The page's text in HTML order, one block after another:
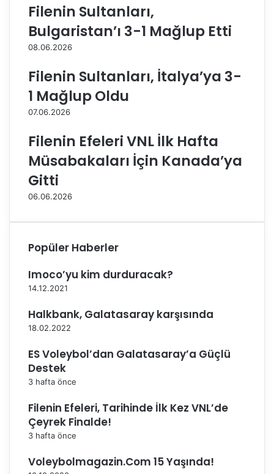
a
n
N
e
l
i
h
a
D
e
m
r
’
n
e
i
v
d
e
s
u
y
y
!
n
n
l
B
d
e
Filenin Sultanları,
Bulgaristan’ı 3-1 Mağlup Etti
08.06.2026
Filenin Sultanları, İtalya’ya 3-
1 Mağlup Oldu
07.06.2026
Filenin Efeleri VNL İlk Hafta
Müsabakaları İçin Kanada’ya
Gitti
06.06.2026
Popüler Haberler
Imoco’yu kim durduracak?
14.12.2021
Halkbank, Galatasaray karşısında
18.02.2022
ES Voleybol’dan Galatasaray’a Güçlü
Destek
3 hafta önce
Filenin Efeleri, Tarihinde İlk Kez VNL’de
Çeyrek Finalde!
3 hafta önce
Voleybolmagazin.Com 15 Yaşında!